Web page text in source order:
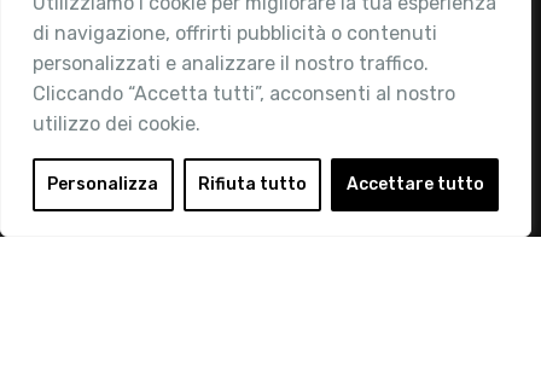
di navigazione, offrirti pubblicità o contenuti
personalizzati e analizzare il nostro traffico.
Cliccando “Accetta tutti”, acconsenti al nostro
utilizzo dei cookie.
Personalizza Rifiuta tutto Accettare tutto
Chi siamo
Attività
Contatti
Area Riservata
Login
Diventa Socio